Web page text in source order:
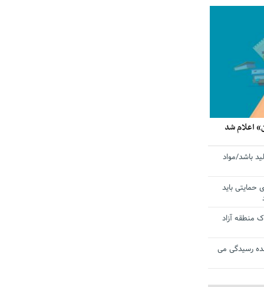
اعلام شد
باشد/مواد
حمایتی باید
منطقه آزاد
رسیدگی می